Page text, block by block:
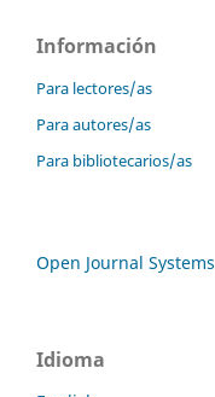
Información
Para lectores/as
Para autores/as
Para bibliotecarios/as
Open Journal Systems
Idioma